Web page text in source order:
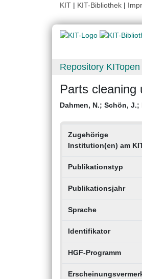
KIT | KIT-Bibliothek |
Repository KITopen
Parts cleaning
Dahmen, N.; Schön, J.;
Zugehörige
Institution(en) am
Publikationstyp
Publikationsjahr
Sprache
Identifikator
HGF-Programm